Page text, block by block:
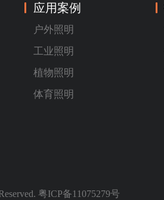
应用案例
户外照明
工业照明
植物照明
体育照明
粤ICP备11075279号